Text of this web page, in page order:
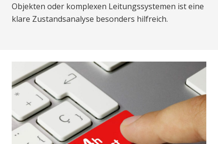
Objekten oder komplexen Leitungssystemen ist eine
klare Zustandsanalyse besonders hilfreich.